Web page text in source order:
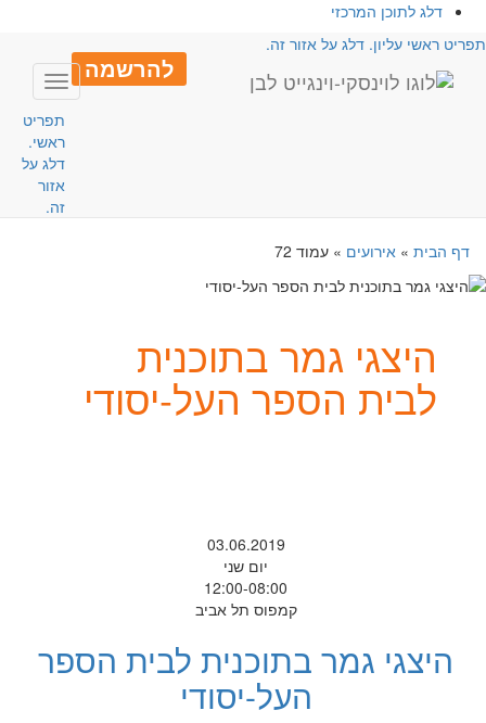
דלג לתוכן המרכזי
ראשי עליון. דלג על אזור זה.
להרשמה
Toggle
תפריט
ראשי.
דלג על
אזור
זה.
דף הבית» אירועים» עמוד 72
היצגי גמר בתוכנית
לבית הספר העל-יסודי
03.06.2019
יום שני
12:00-08:00
קמפוס תל אביב
היצגי גמר בתוכנית לבית הספר
העל-יסודי